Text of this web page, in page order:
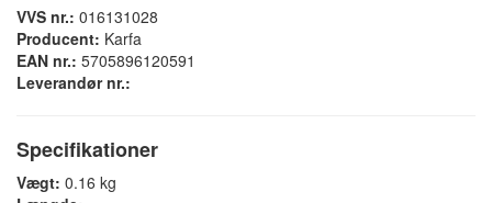
VVS nr.: 016131028
Producent: Karfa
EAN nr.: 5705896120591
Leverandør nr.:
Specifikationer
Vægt: 0.16 kg